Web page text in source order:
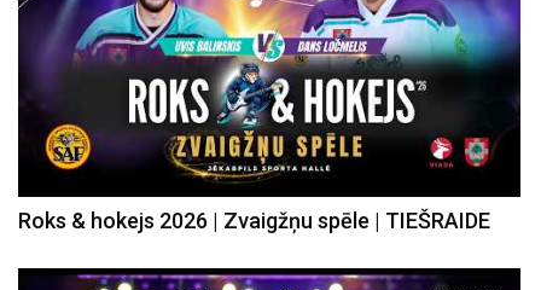
Roks & hokejs 2026 | Zvaigžņu spēle | TIEŠRAIDE